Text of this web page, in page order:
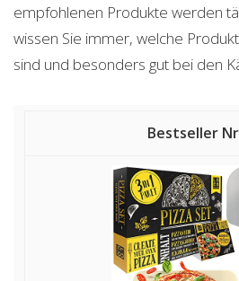
empfohlenen Produkte werden
wissen Sie immer, welche
sind und besonders gut bei den